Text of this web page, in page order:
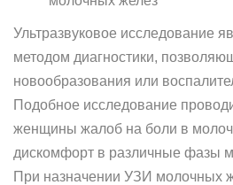
Ультразвуковое исследование
методом диагностики,
новообразования или
Подобное исследование
женщины жалоб на боли в
дискомфорт в различные фазы
При назначении УЗИ молочных